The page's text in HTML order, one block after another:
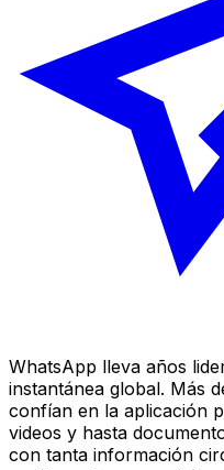
WhatsApp lleva años
instantánea global. Más
confían en la aplicación
videos y hasta
con tanta información